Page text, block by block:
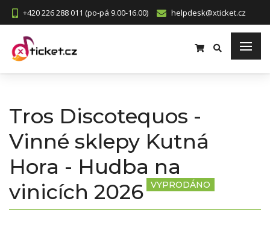
+420 226 288 011 (po-pá 9.00-16.00) helpdesk@xticket.cz
Tros Discotequos -
Vinné sklepy Kutná
Hora - Hudba na
vinicích 2026
VYPRODÁNO